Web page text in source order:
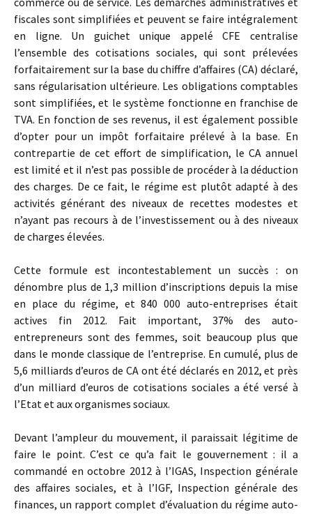
fiscales sont simplifiées et peuvent se faire intégralement
en ligne. Un guichet unique appelé CFE centralise
l’ensemble des cotisations sociales, qui sont prélevées
forfaitairement sur la base du chiffre d’affaires (CA) déclaré,
sans régularisation ultérieure. Les obligations comptables
sont simplifiées, et le système fonctionne en franchise de
TVA. En fonction de ses revenus, il est également possible
d’opter pour un impôt forfaitaire prélevé à la base. En
contrepartie de cet effort de simplification, le CA annuel
est limité et il n’est pas possible de procéder à la déduction
des charges. De ce fait, le régime est plutôt adapté à des
activités générant des niveaux de recettes modestes et
n’ayant pas recours à de l’investissement ou à des niveaux
de charges élevées.
Cette formule est incontestablement un succès : on
dénombre plus de 1,3 million d’inscriptions depuis la mise
en place du régime, et 840 000 auto-entreprises était
actives fin 2012. Fait important, 37% des auto-
entrepreneurs sont des femmes, soit beaucoup plus que
dans le monde classique de l’entreprise. En cumulé, plus de
5,6 milliards d’euros de CA ont été déclarés en 2012, et près
d’un milliard d’euros de cotisations sociales a été versé à
l’Etat et aux organismes sociaux.
Devant l’ampleur du mouvement, il paraissait légitime de
faire le point. C’est ce qu’a fait le gouvernement : il a
commandé en octobre 2012 à l’IGAS, Inspection générale
des affaires sociales, et à l’IGF, Inspection générale des
finances, un rapport complet d’évaluation du régime auto-